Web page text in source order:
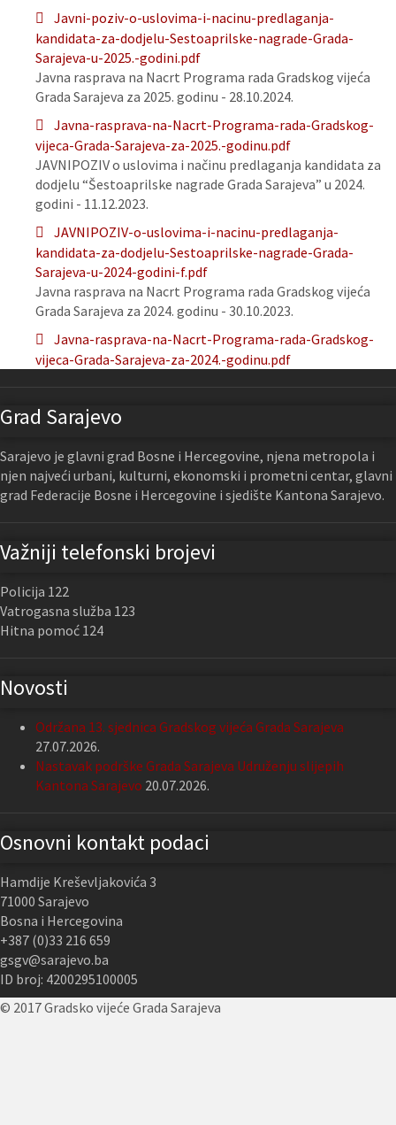
Javni-poziv-o-uslovima-i-nacinu-predlaganja-
kandidata-za-dodjelu-Sestoaprilske-nagrade-Grada-
Sarajeva-u-2025.-godini.pdf
Javna rasprava na Nacrt Programa rada Gradskog vijeća
Grada Sarajeva za 2025. godinu - 28.10.2024.
Javna-rasprava-na-Nacrt-Programa-rada-Gradskog-
vijeca-Grada-Sarajeva-za-2025.-godinu.pdf
JAVNIPOZIV o uslovima i načinu predlaganja kandidata za
dodjelu “Šestoaprilske nagrade Grada Sarajeva” u 2024.
godini - 11.12.2023.
JAVNIPOZIV-o-uslovima-i-nacinu-predlaganja-
kandidata-za-dodjelu-Sestoaprilske-nagrade-Grada-
Sarajeva-u-2024-godini-f.pdf
Javna rasprava na Nacrt Programa rada Gradskog vijeća
Grada Sarajeva za 2024. godinu - 30.10.2023.
Javna-rasprava-na-Nacrt-Programa-rada-Gradskog-
vijeca-Grada-Sarajeva-za-2024.-godinu.pdf
Grad Sarajevo
Sarajevo je glavni grad Bosne i Hercegovine, njena metropola i
njen najveći urbani, kulturni, ekonomski i prometni centar, glavni
grad Federacije Bosne i Hercegovine i sjedište Kantona Sarajevo.
Važniji telefonski brojevi
Policija 122
Vatrogasna služba 123
Hitna pomoć 124
Novosti
Održana 13. sjednica Gradskog vijeća Grada Sarajeva
27.07.2026.
Nastavak podrške Grada Sarajeva Udruženju slijepih
Kantona Sarajevo 20.07.2026.
Osnovni kontakt podaci
Hamdije Kreševljakovića 3
71000 Sarajevo
Bosna i Hercegovina
+387 (0)33 216 659
gsgv@sarajevo.ba
ID broj: 4200295100005
© 2017 Gradsko vijeće Grada Sarajeva